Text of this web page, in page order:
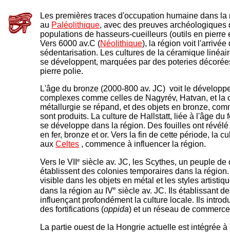
Les premières traces d'occupation humaine dans
au Paléolithique, avec des preuves archéologiques
populations de hasseurs-cueilleurs (outils en
Vers 6000 av.C (Néolithique), la région voit l'arrivée
sédentarisation. Les cultures de la céramique
se développent, marquées par des poteries
pierre polie.
L'âge du bronze (2000-800 av. JC) voit le
complexes comme celles de Nagyrév, Hatvan, et la
métallurgie se répand, et des objets en bronze,
sont produits. La culture de Hallstatt, liée à l'âge du
se développe dans la région. Des fouilles ont
en fer, bronze et or. Vers la fin de cette période, la
aux Celtes , commence à influencer la région.
Vers le VII e siècle av. JC, les Scythes, un peuple de
établissent des colonies temporaires dans la
visible dans les objets en métal et les styles
dans la région au IVe siècle av. JC. Ils établissant
influençant profondément la culture locale. Ils
des fortifications (oppida) et un réseau de
La partie ouest de la Hongrie actuelle est intégrée